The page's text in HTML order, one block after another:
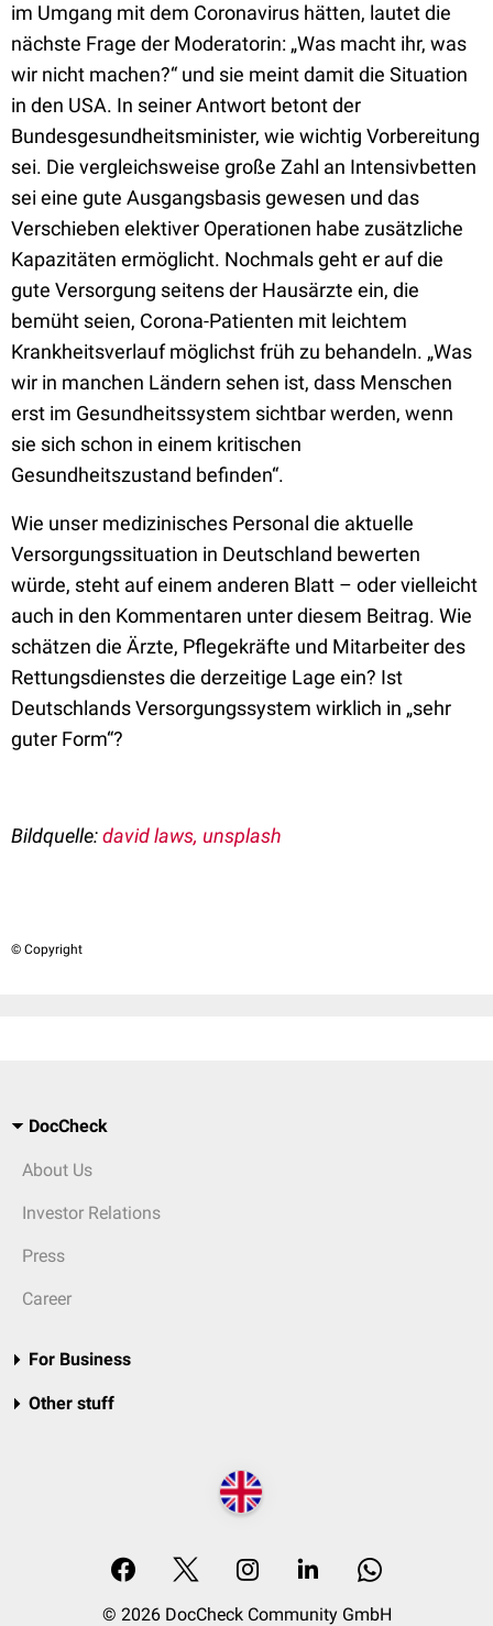
im Umgang mit dem Coronavirus hätten, lautet die
nächste Frage der Moderatorin: „Was macht ihr, was
wir nicht machen?“ und sie meint damit die Situation
in den USA. In seiner Antwort betont der
Bundesgesundheitsminister, wie wichtig Vorbereitung
sei. Die vergleichsweise große Zahl an Intensivbetten
sei eine gute Ausgangsbasis gewesen und das
Verschieben elektiver Operationen habe zusätzliche
Kapazitäten ermöglicht. Nochmals geht er auf die
gute Versorgung seitens der Hausärzte ein, die
bemüht seien, Corona-Patienten mit leichtem
Krankheitsverlauf möglichst früh zu behandeln. „Was
wir in manchen Ländern sehen ist, dass Menschen
erst im Gesundheitssystem sichtbar werden, wenn
sie sich schon in einem kritischen
Gesundheitszustand befinden“.
Wie unser medizinisches Personal die aktuelle
Versorgungssituation in Deutschland bewerten
würde, steht auf einem anderen Blatt – oder vielleicht
auch in den Kommentaren unter diesem Beitrag. Wie
schätzen die Ärzte, Pflegekräfte und Mitarbeiter des
Rettungsdienstes die derzeitige Lage ein? Ist
Deutschlands Versorgungssystem wirklich in „sehr
guter Form“?
Bildquelle:david laws, unsplash
© Copyright
DocCheck
About Us
Investor Relations
Press
Career
For Business
Other stuff
© 2026 DocCheck Community GmbH